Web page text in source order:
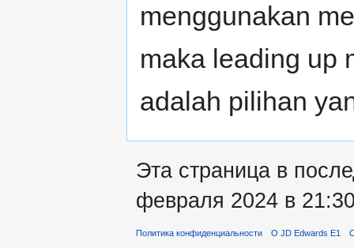
menggunakan
maka leading up
adalah pilihan
Эта страница в
февраля 2024 в
Политика конфиденциальности О JD Edwards E1